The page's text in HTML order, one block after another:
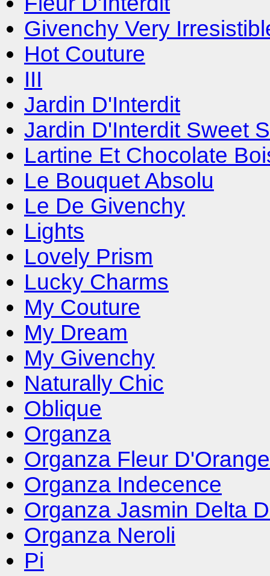
Givenchy Very
Hot Couture
III
Jardin D'Interdit
Jardin D'Interdit Sweet
Lartine Et Chocolate
Le Bouquet Absolu
Le De Givenchy
Lights
Lovely Prism
Lucky Charms
My Couture
My Dream
My Givenchy
Naturally Chic
Oblique
Organza
Organza Fleur
Organza Indecence
Organza Jasmin Delta
Organza Neroli
Pi